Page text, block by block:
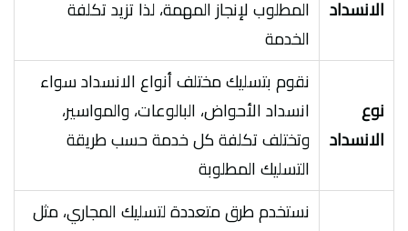
الانسداد
المطلوب لإنجاز المهمة، لذا تزيد تكلفة
الخدمة
نوع
الانسداد
نقوم بتسليك مختلف أنواع الانسداد سواء
انسداد الأحواض، البالوعات، والمواسير،
وتختلف تكلفة كل خدمة حسب طريقة
التسليك المطلوبة
نستخدم طرق متعددة لتسليك المجاري، مثل